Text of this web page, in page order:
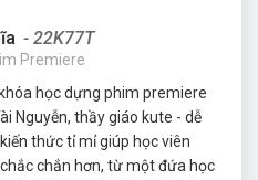
- 22K77T
Premiere
học dựng phim premiere
Nguyễn, thầy giáo kute - dễ
thức tỉ mỉ giúp học viên
chắn hơn, từ một đứa học